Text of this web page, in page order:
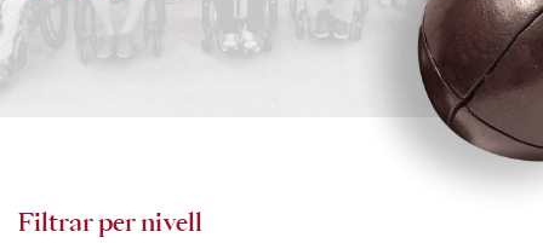
Filtrar per nivell